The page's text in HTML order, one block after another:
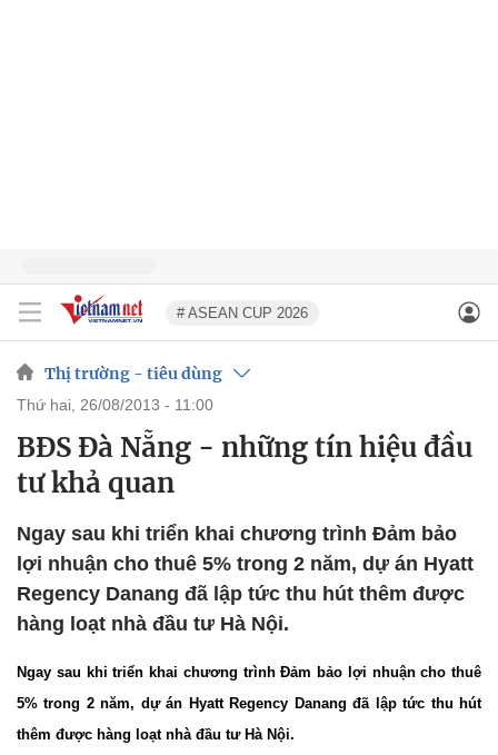
# ASEAN CUP 2026
Thị trường - tiêu dùng
thứ hai, 26/08/2013 - 11:00
BĐS Đà Nẵng - những tín hiệu đầu
tư khả quan
Ngay sau khi triển khai chương trình Đảm bảo
lợi nhuận cho thuê 5% trong 2 năm, dự án Hyatt
Regency Danang đã lập tức thu hút thêm được
hàng loạt nhà đầu tư Hà Nội.
Ngay sau khi triển khai chương trình Đảm bảo lợi nhuận cho thuê
5% trong 2 năm, dự án Hyatt Regency Danang đã lập tức thu hút
thêm được hàng loạt nhà đầu tư Hà Nội.